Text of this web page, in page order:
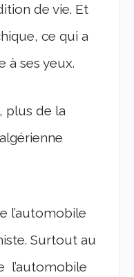
de vie. Et
ce qui a
à ses yeux.
plus de la
l’automobile
Surtout au
l’automobile